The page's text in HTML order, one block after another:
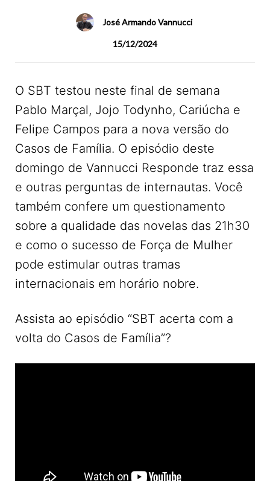
José Armando Vannucci
15/12/2024
O SBT testou neste final de semana
Pablo Marçal, Jojo Todynho, Cariúcha e
Felipe Campos para a nova versão do
Casos de Família. O episódio deste
domingo de Vannucci Responde traz essa
e outras perguntas de internautas. Você
também confere um questionamento
sobre a qualidade das novelas das 21h30
e como o sucesso de Força de Mulher
pode estimular outras tramas
internacionais em horário nobre.
Assista ao episódio “SBT acerta com a
volta do Casos de Família”?